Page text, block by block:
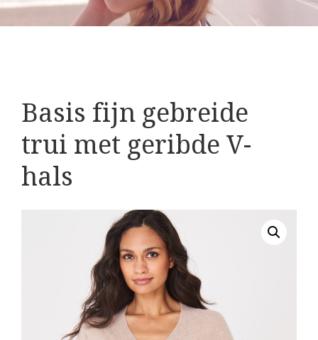
Basis fijn gebreide
trui met geribde V-
hals